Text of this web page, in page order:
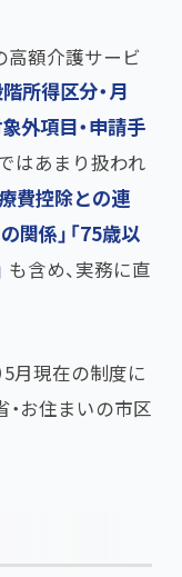
高額介護サービ
所得区分・月
外項目・申請手
はあまり扱われ
療費控除との連
関係」「75歳以
も含め、実務に直
5月現在の制度に
お住まいの市区